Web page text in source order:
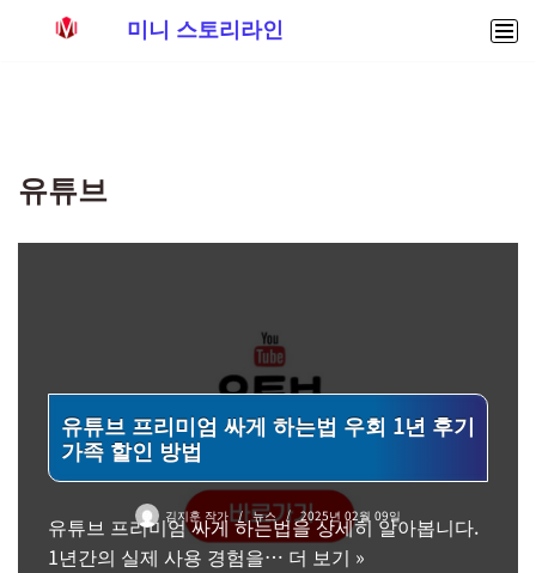
건
너
뛰
미니 스토리라인
유튜브
유튜브 프리미엄 싸게 하는법 우회 1년 후기
가족 할인 방법
김지훈 작가 뉴스 2025년 02월 09일
유튜브 프리미엄 싸게 하는법을 상세히 알아봅니다.
1년간의 실제 사용 경험을… 더 보기 »